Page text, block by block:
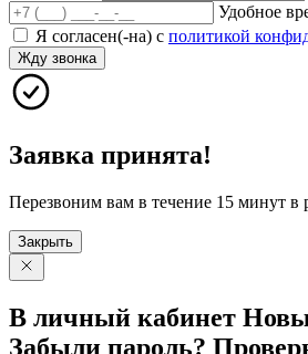
Удобное
Я согласен(-на) с политикой
Жду звонка
Заявка принята!
Перезвоним вам в течение 15 минут в
Закрыть
В личный кабинет
Забыли пароль?